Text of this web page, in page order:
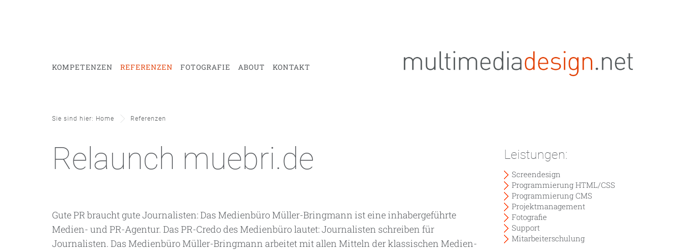
KOMPETENZEN REFERENZEN FOTOGRAFIE ABOUT KONTAKT
Sie sind hier: Home Referenzen
Relaunch muebri.de
Gute PR braucht gute Journalisten: Das Medienbüro Müller-Bringmann ist eine inhabergeführte
Medien- und PR-Agentur. Das PR-Credo des Medienbüro lautet: Journalisten schreiben für
Journalisten. Das Medienbüro Müller-Bringmann arbeitet mit allen Mitteln der klassischen Medien-
Leistungen:
Screendesign
Programmierung HTML/CSS
Programmierung CMS
Projektmanagement
Fotografie
Support
Mitarbeiterschulung